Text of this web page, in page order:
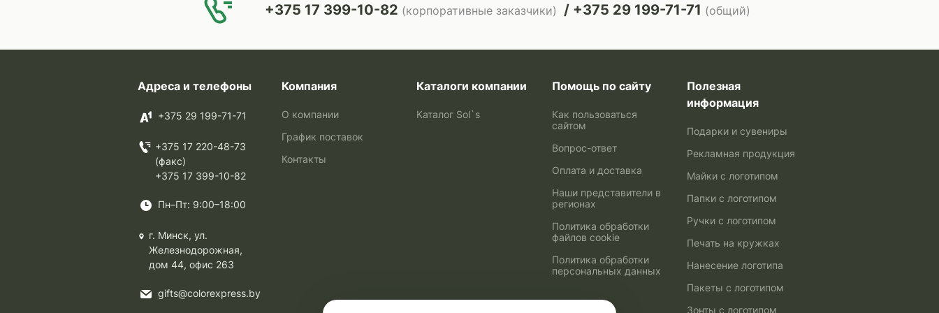
+375 17 399-10-82 (корпоративные заказчики) +375 29 199-71-71 (общий)
Адреса и телефоны
+375 29 199-71-71
+375 17 220-48-73
(факс)
+375 17 399-10-82
Пн–Пт: 9:00–18:00
г. Минск, ул.
Железнодорожная,
дом 44, офис 263
gifts@colorexpress.by
Компания
О компании
График поставок
Контакты
Каталоги компании
Каталог Sol`s
Помощь по сайту
Как пользоваться
сайтом
Вопрос-ответ
Оплата и доставка
Наши представители в
регионах
Политика обработки
файлов cookie
Политика обработки
персональных данных
Полезная
информация
Подарки и сувениры
Рекламная продукция
Майки с логотипом
Папки с логотипом
Ручки с логотипом
Печать на кружках
Нанесение логотипа
Пакеты с логотипом
Зонты с логотипом